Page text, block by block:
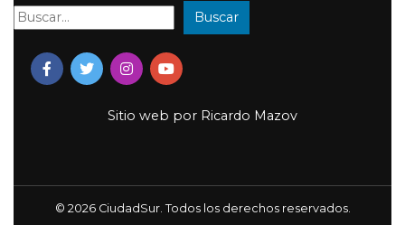
Buscar: Buscar
Sitio web por Ricardo Mazov
© 2026 CiudadSur. Todos los derechos reservados.